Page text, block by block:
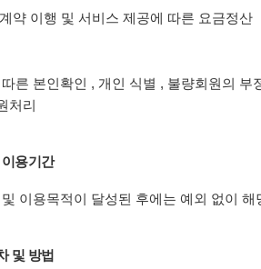
약 이행 및 서비스 제공에 따른 요금정산
른 본인확인 , 개인 식별 , 불량회원의
처리
용기간
이용목적이 달성된 후에는 예외 없이
및 방법